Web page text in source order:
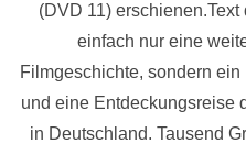
(DVD 11)
einfach nur eine
Filmgeschichte, sondern
und eine Entdeckungsreise
in Deutschland. Tausend